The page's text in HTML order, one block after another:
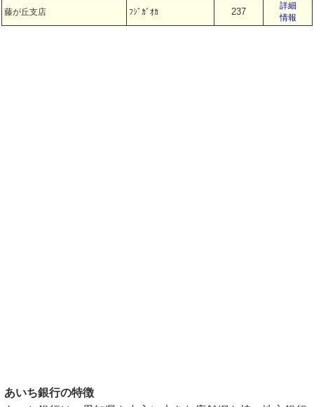
藤が丘支店 ﾌｼﾞｶﾞｵｶ 237
詳細
情報
あいち銀行の特徴